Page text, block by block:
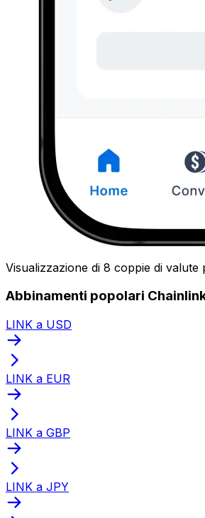
Visualizzazione di 8 coppie di valute
Abbinamenti popolari
LINK a USD
LINK a EUR
LINK a GBP
LINK a JPY